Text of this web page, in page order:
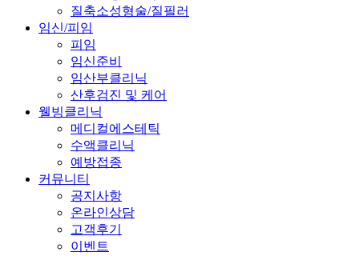
질축소성형술/질필러
임신/피임
피임
임신준비
임산부클리닉
산후검진 및 케어
웰빙클리닉
메디컬에스테틱
수액클리닉
예방접종
커뮤니티
공지사항
온라인상담
고객후기
이벤트